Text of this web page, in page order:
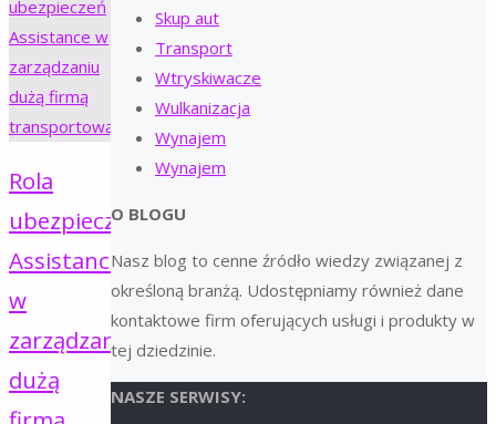
Rola
ubezpieczeń
Assistance
w
zarządzaniu
dużą
Skup aut
Transport
Wtryskiwacze
Wulkanizacja
Wynajem
Wynajem
O BLOGU
Nasz blog to cenne źródło wiedzy związanej z
określoną branżą. Udostępniamy również dane
kontaktowe firm oferujących usługi i produkty w
tej dziedzinie.
NASZE SERWISY: